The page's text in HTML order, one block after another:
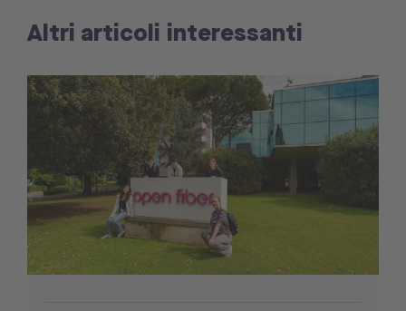
Altri articoli interessanti